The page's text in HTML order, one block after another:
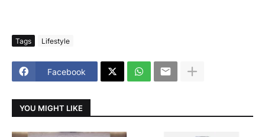
Tags Lifestyle
Facebook
YOU MIGHT LIKE